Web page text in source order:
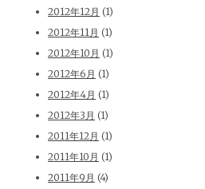
2012年12月 (1)
2012年11月 (1)
2012年10月 (1)
2012年6月 (1)
2012年4月 (1)
2012年3月 (1)
2011年12月 (1)
2011年10月 (1)
2011年9月 (4)